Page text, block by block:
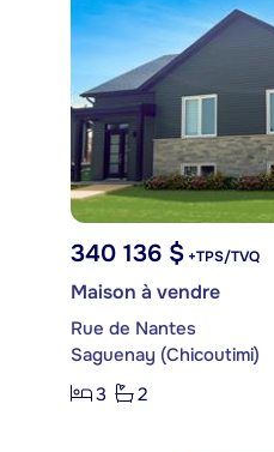
340 136 $ +TPS/TVQ
Maison à vendre
Rue de Nantes
Saguenay (Chicoutimi)
3
2